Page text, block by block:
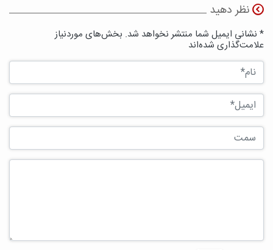
نظر دهید
* نشانی ایمیل شما منتشر نخواهد شد. بخش‌های موردنیاز
علامت‌گذاری شده‌اند